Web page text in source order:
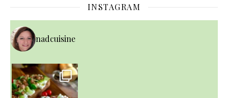
INSTAGRAM
nadcuisine